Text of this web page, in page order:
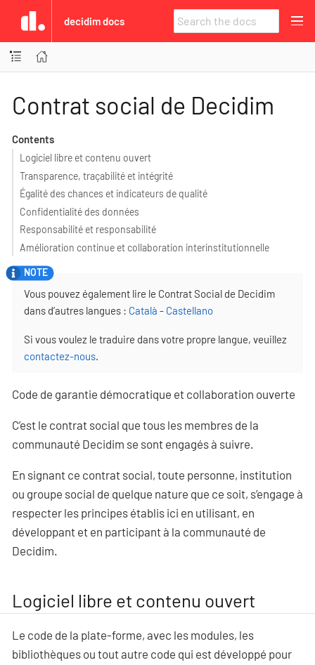
decidim docs
Contrat social de Decidim
Contents
Logiciel libre et contenu ouvert
Transparence, traçabilité et intégrité
Égalité des chances et indicateurs de qualité
Confidentialité des données
Responsabilité et responsabilité
Amélioration continue et collaboration interinstitutionnelle
Vous pouvez également lire le Contrat Social de Decidim
dans d’autres langues : Català - Castellano
Si vous voulez le traduire dans votre propre langue, veuillez
contactez-nous
Code de garantie démocratique et collaboration ouverte
C’est le contrat social que tous les membres de la
communauté Decidim se sont engagés à suivre.
En signant ce contrat social, toute personne, institution
ou groupe social de quelque nature que ce soit, s’engage à
respecter les principes établis ici en utilisant, en
développant et en participant à la communauté de
Decidim.
Logiciel libre et contenu ouvert
Le code de la plate-forme, avec les modules, les
bibliothèques ou tout autre code qui est développé pour